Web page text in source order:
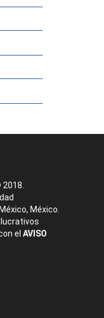
México.
el AVISO